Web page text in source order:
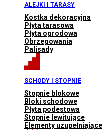
ALEJKI I TARASY
Kostka dekoracyjna
Płyta tarasowa
Płyta ogrodowa
Obrzegowania
Palisady
SCHODY I STOPNIE
Stopnie blokowe
Bloki schodowe
Płyta podestowa
Stopnie lewitujące
Elementy uzupełniające